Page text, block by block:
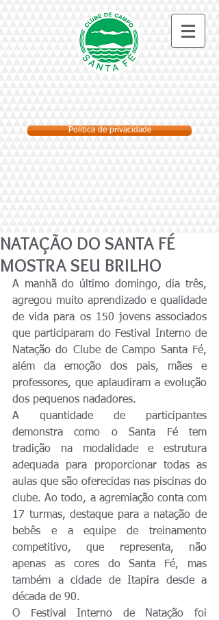
Política de privacidade
NATAÇÃO DO SANTA FÉ
MOSTRA SEU BRILHO
A manhã do último domingo, dia três,
agregou muito aprendizado e qualidade
de vida para os 150 jovens associados
que participaram do Festival Interno de
Natação do Clube de Campo Santa Fé,
além da emoção dos pais, mães e
professores, que aplaudiram a evolução
dos pequenos nadadores.
A quantidade de participantes
demonstra como o Santa Fé tem
tradição na modalidade e estrutura
adequada para proporcionar todas as
aulas que são oferecidas nas piscinas do
clube. Ao todo, a agremiação conta com
17 turmas, destaque para a natação de
bebês e a equipe de treinamento
competitivo, que representa, não
apenas as cores do Santa Fé, mas
também a cidade de Itapira desde a
década de 90.
O Festival Interno de Natação foi